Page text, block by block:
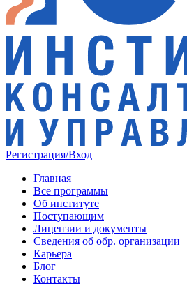
Регистрация/Вход
Главная
Все программы
Об институте
Поступающим
Лицензии и документы
Сведения об обр. организации
Карьера
Блог
Контакты